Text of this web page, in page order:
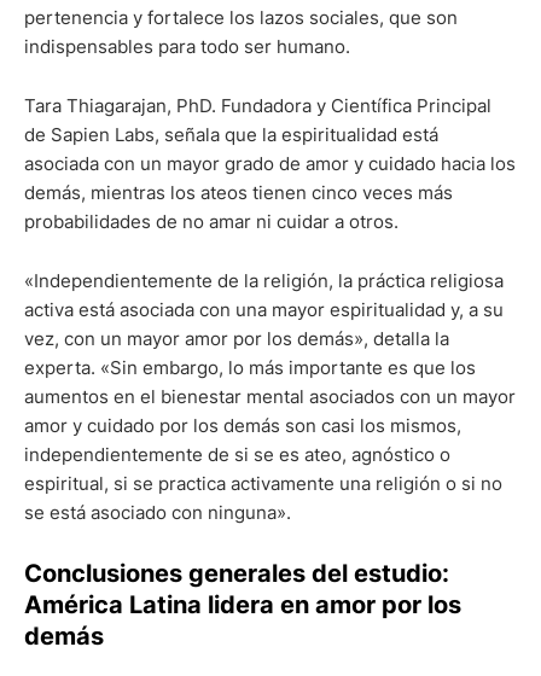
pertenencia y fortalece los lazos sociales, que son
indispensables para todo ser humano.
Tara Thiagarajan, PhD. Fundadora y Científica Principal
de Sapien Labs, señala que la espiritualidad está
asociada con un mayor grado de amor y cuidado hacia los
demás, mientras los ateos tienen cinco veces más
probabilidades de no amar ni cuidar a otros.
«Independientemente de la religión, la práctica religiosa
activa está asociada con una mayor espiritualidad y, a su
vez, con un mayor amor por los demás», detalla la
experta. «Sin embargo, lo más importante es que los
aumentos en el bienestar mental asociados con un mayor
amor y cuidado por los demás son casi los mismos,
independientemente de si se es ateo, agnóstico o
espiritual, si se practica activamente una religión o si no
se está asociado con ninguna».
Conclusiones generales del estudio:
América Latina lidera en amor por los
demás